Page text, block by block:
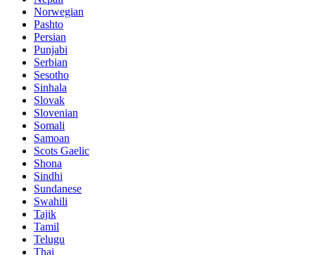
Norwegian
Pashto
Persian
Punjabi
Serbian
Sesotho
Sinhala
Slovak
Slovenian
Somali
Samoan
Scots Gaelic
Shona
Sindhi
Sundanese
Swahili
Tajik
Tamil
Telugu
Thai